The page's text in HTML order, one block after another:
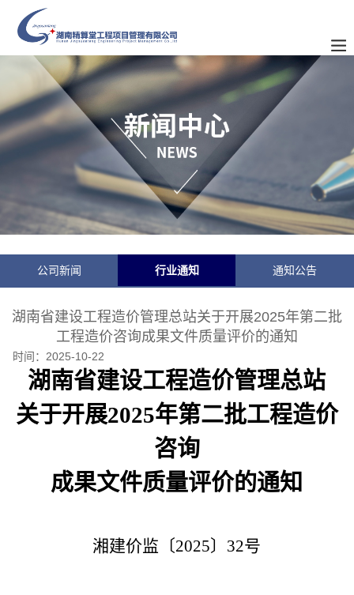
公司新闻 行业通知 通知公告
湖南省建设工程造价管理总站关于开展2025年第二批
工程造价咨询成果文件质量评价的通知
时间： 2025-10-22
湖南省建设工程造价管理总站
关于开展2025年第二批工程造价
咨询
成果文件质量评价的通知
湘建价监〔2025〕 32号